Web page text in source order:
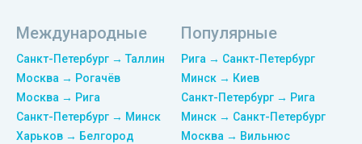
Международные
Санкт-Петербург → Таллин
Москва → Рогачёв
Москва → Рига
Санкт-Петербург → Минск
Харьков → Белгород
Популярные
Рига → Санкт-Петербург
Минск → Киев
Санкт-Петербург → Рига
Минск → Санкт-Петербург
Москва → Вильнюс